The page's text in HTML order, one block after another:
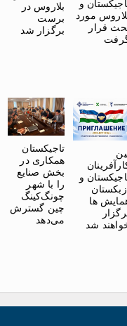
و
مورد
قرار
بلاروس در
برست
برگزار شد
و
ها
شد
تاجیکستان
همکاری در
بخش صنایع
را با شهر
چونگ‌کینگ
چین گسترش
می‌دهد